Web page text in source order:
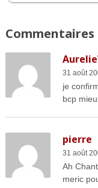
Commentaires
31 août
je
bcp
pierre
31 août
Ah
meric